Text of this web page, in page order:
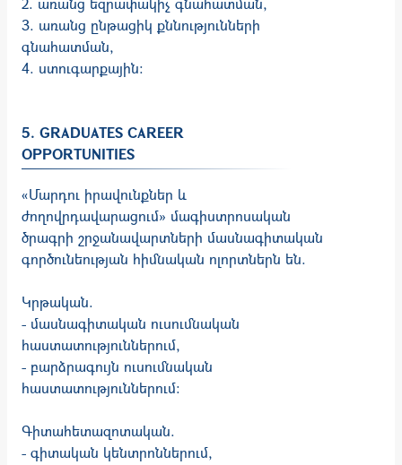
3. առանց ընթացիկ քննությունների
գնահատման,
4. ստուգարքային:
5. GRADUATES CAREER
OPPORTUNITIES
«Մարդու իրավունքներ և
ժողովրդավարացում» մագիստրոսական
ծրագրի շրջանավարտների մասնագիտական
գործունեության հիմնական ոլորտներն են.
Կրթական.
- մասնագիտական ուսումնական
հաստատություններում,
- բարձրագույն ուսումնական
հաստատություններում։
Գիտահետազոտական.
- գիտական կենտրոններում,